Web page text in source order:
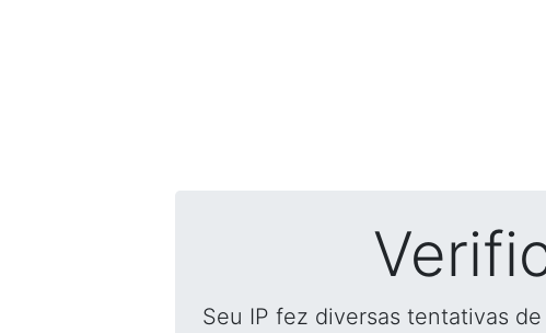
Seu IP fez diversas tentativas